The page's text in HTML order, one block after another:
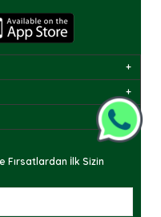
Fırsatlardan İlk Sizin